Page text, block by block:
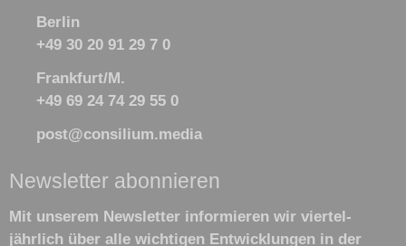
Berlin
+49 30 20 91 29 7 0
Frankfurt/M.
+49 69 24 74 29 55 0
post@consilium.media
Newsletter abonnieren
Mit unserem Newsletter informieren wir viertel­
jährlich über alle wichtigen Ent­wick­lun­gen in der